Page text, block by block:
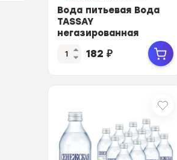
Вода питьевая Вода
TASSAY
негазированная
182 ₽